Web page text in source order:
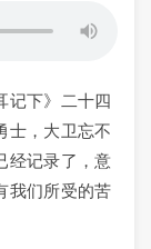
记下》二十四
士，大卫忘不
经记录了，意
我们所受的苦